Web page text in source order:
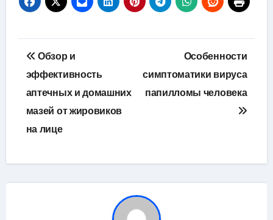
Навигация
по
записям
Обзор и
эффективность
аптечных и домашних
мазей от жировиков
на лице
Особенности
симптоматики вируса
папилломы человека